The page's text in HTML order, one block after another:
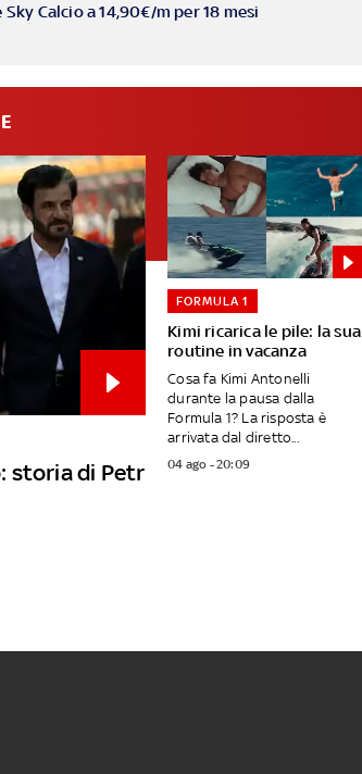
Calcio a 14,90€/m per 18 mesi
storia di Petr
Kimi ricarica le pile: la sua
routine in vacanza
FORMULA 1
Cosa fa Kimi Antonelli
durante la pausa dalla
Formula 1? La risposta è
arrivata dal diretto...
04 ago - 20:09